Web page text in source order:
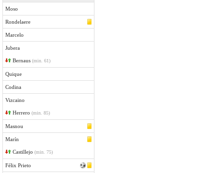
Moso
Rondelaere
Marcelo
Jubera
Bernaus (min. 61)
Quique
Codina
Vizcaino
Herrero (min. 85)
Masnou
Marín
Castillejo (min. 75)
Félix Prieto